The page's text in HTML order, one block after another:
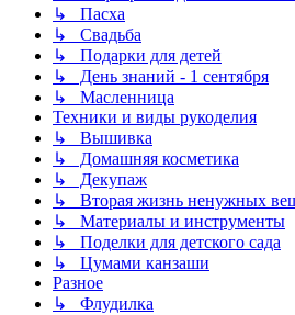
↳ Пасха
↳ Свадьба
↳ Подарки для детей
↳ День знаний - 1 сентября
↳ Масленница
Техники и виды рукоделия
↳ Вышивка
↳ Домашняя косметика
↳ Декупаж
↳ Вторая жизнь ненужных
↳ Материалы и инструменты
↳ Поделки для детского сада
↳ Цумами канзаши
Разное
↳ Флудилка